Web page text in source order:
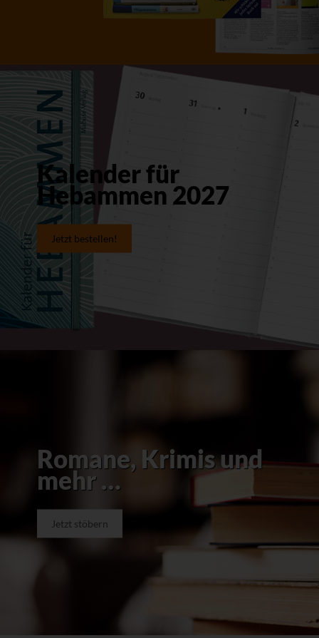
Kalender für
Hebammen 2027
Jetzt bestellen!
Romane, Krimis und
mehr …
Jetzt stöbern